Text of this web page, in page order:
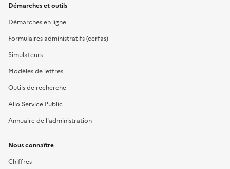
Démarches et outils
Démarches en ligne
Formulaires administratifs (cerfas)
Simulateurs
Modèles de lettres
Outils de recherche
Allo Service Public
Annuaire de l'administration
Nous connaître
Chiffres